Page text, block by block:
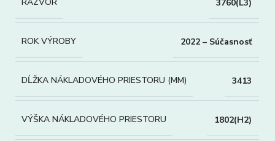
3760(L3)
ROK VÝROBY 2022 – Súčasnosť
DĹŽKA NÁKLADOVÉHO PRIESTORU (MM) 3413
VÝŠKA NÁKLADOVÉHO PRIESTORU 1802(H2)